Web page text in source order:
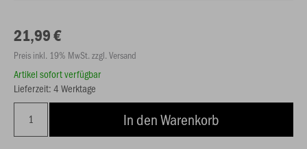
21,99 €
Preis inkl. 19% MwSt. zzgl. Versand
Artikel sofort verfügbar
Lieferzeit: 4 Werktage
In den Warenkorb